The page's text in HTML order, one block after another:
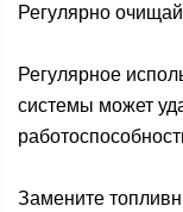
Регулярно
Регулярное
системы может
Замените